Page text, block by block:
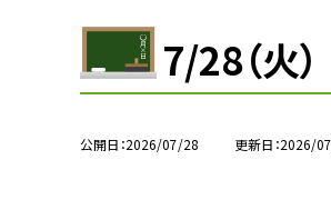
7/28（火
公開日 2026/07/28 更新日 2026/